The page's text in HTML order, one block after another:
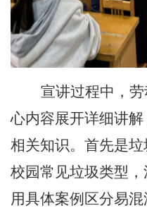
宣讲过程中，
心内容展开详细讲
相关知识。首先是
校园常见垃圾类型，
用具体案例区分易